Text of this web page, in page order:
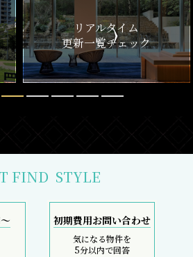
リアルタイム
新一覧チェック
新
FIND STYLE
初期費用お問い合わせ
気になる物件を
5分以内で回答